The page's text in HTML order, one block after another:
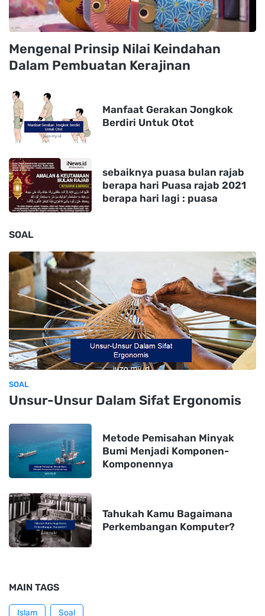
Mengenal Prinsip Nilai Keindahan
Dalam Pembuatan Kerajinan
Manfaat Gerakan Jongkok
Berdiri Untuk Otot
sebaiknya puasa bulan rajab
berapa hari Puasa rajab 2021
berapa hari lagi : puasa
SOAL
SOAL
Unsur-Unsur Dalam Sifat Ergonomis
Metode Pemisahan Minyak
Bumi Menjadi Komponen-
Komponennya
Tahukah Kamu Bagaimana
Perkembangan Komputer?
MAIN TAGS
Islam Soal